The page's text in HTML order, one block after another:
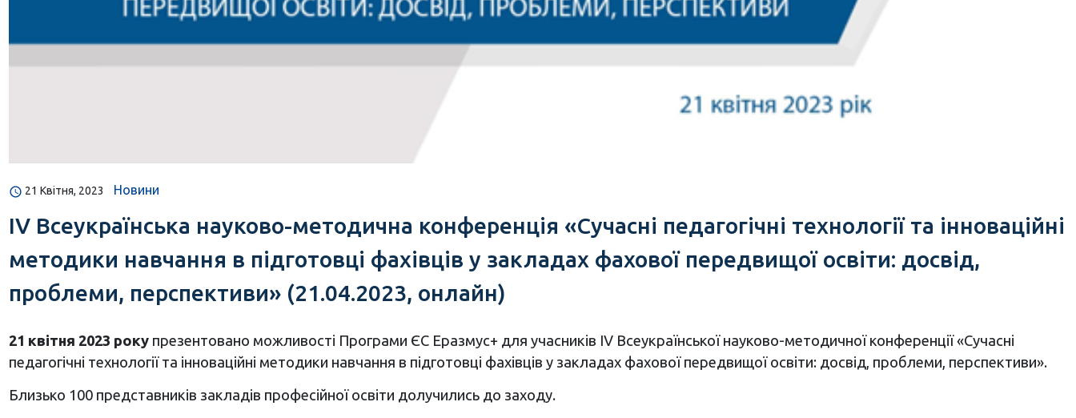
21 Квітня, 2023 Новини
ІV Всеукраїнська науково-методична конференція «Сучасні педагогічні технології та інноваційні
методики навчання в підготовці фахівців у закладах фахової передвищої освіти: досвід,
проблеми, перспективи» (21.04.2023, онлайн)
21 квітня 2023 рокупрезентовано можливості Програми ЄС Еразмус+ для учасників ІV Всеукраїнської науково-методичної конференції «Сучасні
педагогічні технології та інноваційні методики навчання в підготовці фахівців у закладах фахової передвищої освіти: досвід, проблеми, перспективи».
Близько 100 представників закладів професійної освіти долучились до заходу.